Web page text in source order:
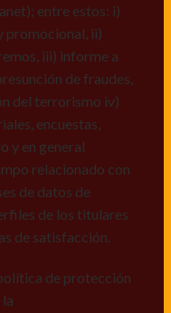
vi) reportes
de protección
, igualmente,
mis derechos
solicitar
presentar
y en
tratamiento de mis
entre estos: i)
promocional, ii)
iii) informe a
de fraudes,
del terrorismo iv)
encuestas,
y en general
relacionado con
de datos de
de los titulares
de satisfacción.
de protección